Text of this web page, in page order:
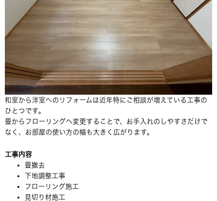
和室から洋室へのリフォームは近年特にご相談が増えている工事の
ひとつです。
畳からフローリングへ変更することで、お手入れのしやすさだけで
なく、お部屋の使い方の幅も大きく広がります。
工事内容
畳撤去
下地調整工事
フローリング施工
見切り材施工